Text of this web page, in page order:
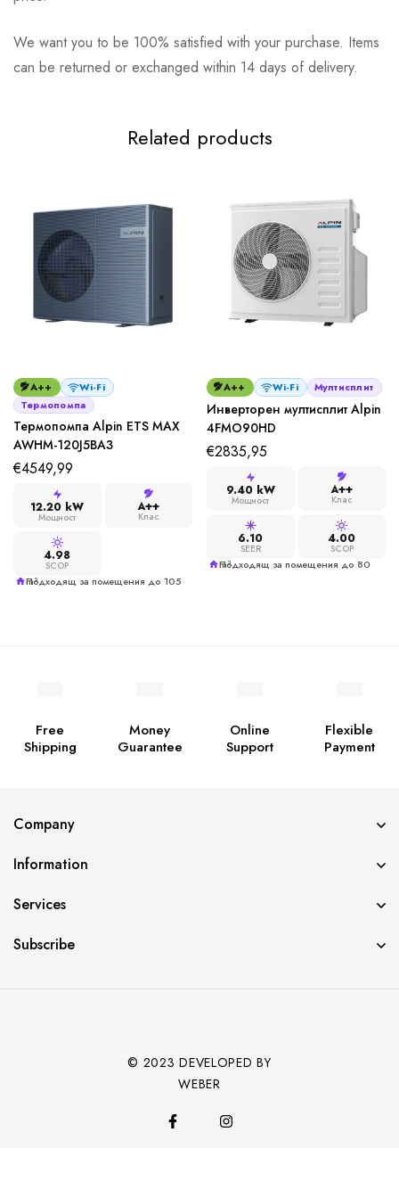
We want you to be 100% satisfied with your purchase. Items
can be returned or exchanged within 14 days of delivery.
Related products
A++
Wi-Fi
Термопомпа
Термопомпа Alpin ETS MAX
AWHM-120J5BA3
€4549,99
12.20 kW
Мощност
A++
Клас
4.98
SCOP
Подходящ за помещения до 105 m²
A++ Wi-Fi Мултисплит
Инверторен мултисплит Alpin
4FMO90HD
€2835,95
9.40 kW
Мощност
A++
Клас
6.10
SEER
4.00
SCOP
Подходящ за помещения до 80 m²
Free
Shipping
Money
Guarantee
Online
Support
Flexible
Payment
Company
Information
Services
Subscribe
© 2023 DEVELOPED BY
WEBER